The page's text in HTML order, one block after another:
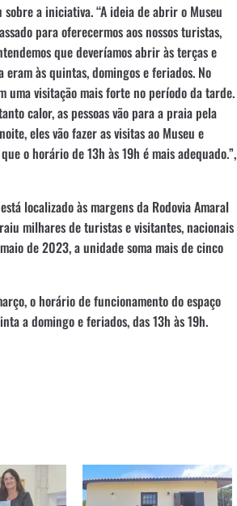
a iniciativa. “A ideia de abrir o Museu
para oferecermos aos nossos turistas,
que deveríamos abrir às terças e
às quintas, domingos e feriados. No
uma visitação mais forte no período da tarde.
calor, as pessoas vão para a praia pela
eles vão fazer as visitas ao Museu e
o horário de 13h às 19h é mais adequado.”,
localizado às margens da Rodovia Amaral
milhares de turistas e visitantes, nacionais
de 2023, a unidade soma mais de cinco
o horário de funcionamento do espaço
a domingo e feriados, das 13h às 19h.